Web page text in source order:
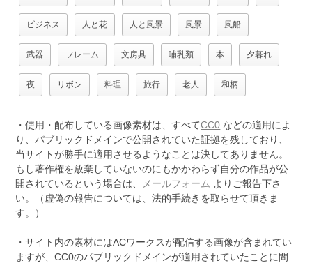
ビジネス 人と花 人と風景 風景 風船
武器 フレーム 文房具 哺乳類 本 夕暮れ
夜 リボン 料理 旅行 老人 和柄
・使用・配布している画像素材は、すべてCC0 などの適用によ
り、パブリックドメインで公開されていた証拠を残しており、
当サイトが勝手に適用させるようなことは決してありません。
もし著作権を放棄していないのにもかかわらず自分の作品が公
開されているという場合は、
メールフォーム よりご報告下さ
い。（虚偽の報告については、法的手続きを取らせて頂きま
す。）
・サイト内の素材にはACワークスが配信する画像が含まれてい
ますが、CC0のパブリックドメインが適用されていたことに間